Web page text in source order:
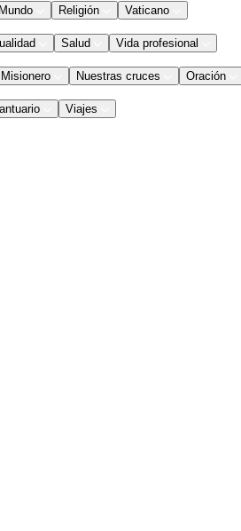
Mundo Religión Vaticano
Salud Vida profesional
Misionero Nuestras cruces Oración
Viajes